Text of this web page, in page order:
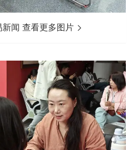
新闻 查看更多图片